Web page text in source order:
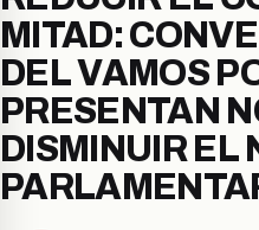
MITAD:
DEL VAMOS
PRESENTAN
DISMINUIR EL